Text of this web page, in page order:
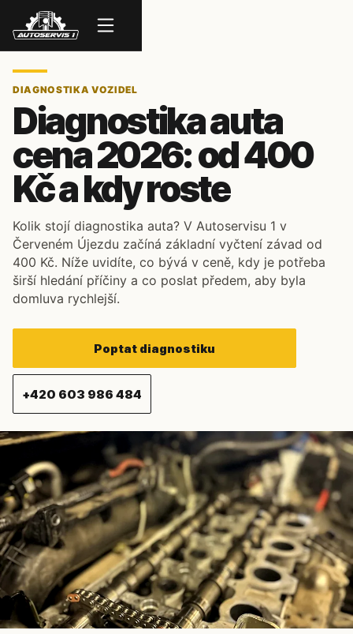
Menu
DIAGNOSTIKA VOZIDEL
Diagnostika auta
cena 2026: od 400
Kč a kdy roste
Kolik stojí diagnostika auta? V Autoservisu 1 v
Červeném Újezdu začíná základní vyčtení závad od
400 Kč. Níže uvidíte, co bývá v ceně, kdy je potřeba
širší hledání příčiny a co poslat předem, aby byla
domluva rychlejší.
Poptat diagnostiku
+420 603 986 484